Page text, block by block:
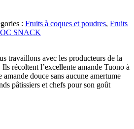
: Fruits à coques et poudres, Fruits
SNACK
travaillons avec les producteurs de la
récoltent l’excellente amande Tuono à
douce sans aucune amertume
pâtissiers et chefs pour son goût